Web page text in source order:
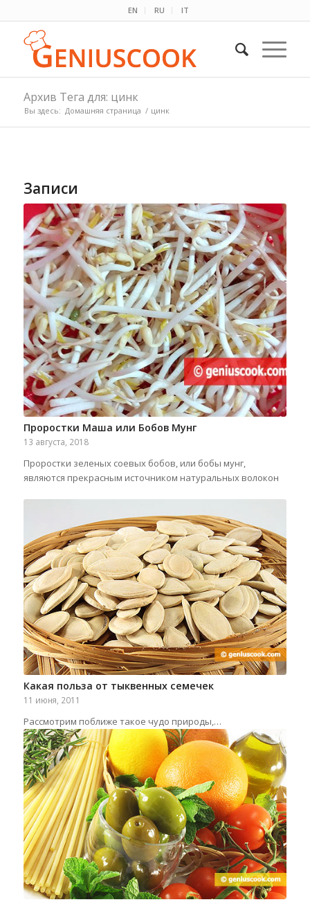
EN RU IT
Архив Тега для: цинк
Вы здесь: Домашняя страница / цинк
Записи
Проростки Маша или Бобов Мунг
13 августа, 2018
Проростки зеленых соевых бобов, или бобы мунг,
являются прекрасным источником натуральных волокон
Какая польза от тыквенных семечек
11 июня, 2011
Рассмотрим поближе такое чудо природы,…